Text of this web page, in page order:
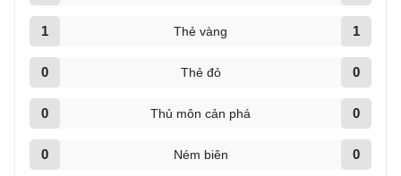
1 Thẻ vàng 1
0 Thẻ đỏ 0
0 Thủ môn cản phá 0
0 Ném biên 0